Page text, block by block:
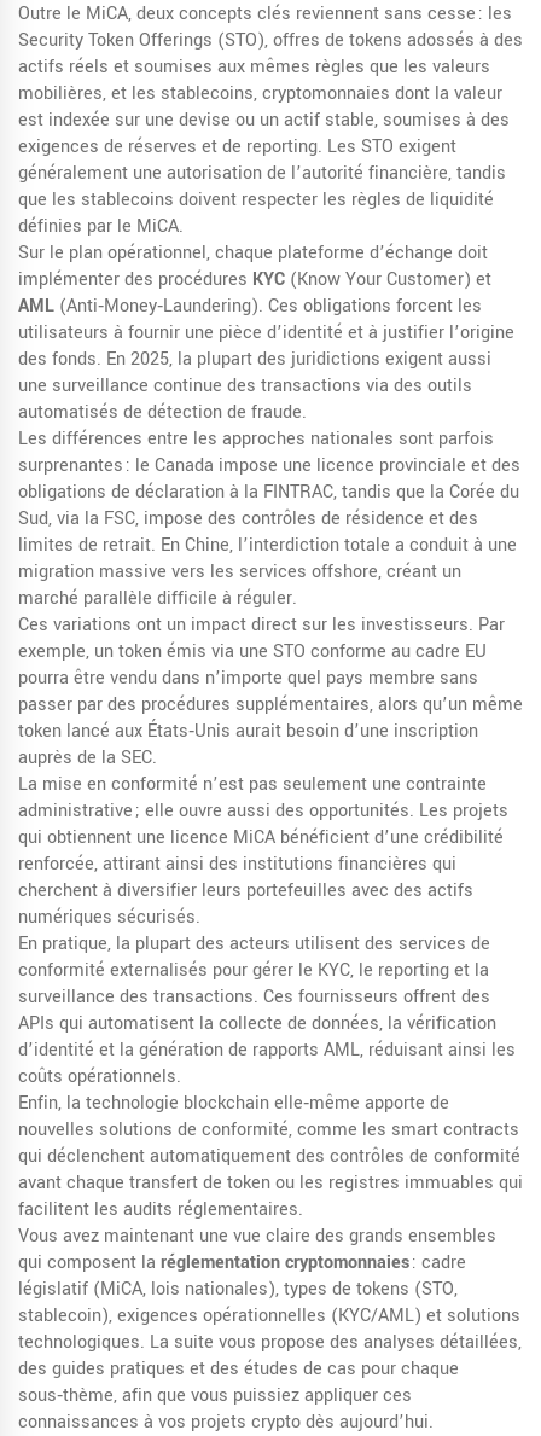
Outre le MiCA, deux concepts clés reviennent sans cesse : les
Security Token Offerings (STO),offres de tokens adossés à des
actifs réels et soumises aux mêmes règles que les valeurs
mobilières, et les stablecoins,cryptomonnaies dont la valeur
est indexée sur une devise ou un actif stable, soumises à des
exigences de réserves et de reporting. Les STO exigent
généralement une autorisation de l’autorité financière, tandis
que les stablecoins doivent respecter les règles de liquidité
définies par le MiCA.
Sur le plan opérationnel, chaque plateforme d’échange doit
implémenter des procédures KYC (Know Your Customer) et
AML (Anti‑Money‑Laundering). Ces obligations forcent les
utilisateurs à fournir une pièce d’identité et à justifier l’origine
des fonds. En 2025, la plupart des juridictions exigent aussi
une surveillance continue des transactions via des outils
automatisés de détection de fraude.
Les différences entre les approches nationales sont parfois
surprenantes : le Canada impose une licence provinciale et des
obligations de déclaration à la FINTRAC, tandis que la Corée du
Sud, via la FSC, impose des contrôles de résidence et des
limites de retrait. En Chine, l’interdiction totale a conduit à une
migration massive vers les services offshore, créant un
marché parallèle difficile à réguler.
Ces variations ont un impact direct sur les investisseurs. Par
exemple, un token émis via une STO conforme au cadre EU
pourra être vendu dans n’importe quel pays membre sans
passer par des procédures supplémentaires, alors qu’un même
token lancé aux États‑Unis aurait besoin d’une inscription
auprès de la SEC.
La mise en conformité n’est pas seulement une contrainte
administrative ; elle ouvre aussi des opportunités. Les projets
qui obtiennent une licence MiCA bénéficient d’une crédibilité
renforcée, attirant ainsi des institutions financières qui
cherchent à diversifier leurs portefeuilles avec des actifs
numériques sécurisés.
En pratique, la plupart des acteurs utilisent des services de
conformité externalisés pour gérer le KYC, le reporting et la
surveillance des transactions. Ces fournisseurs offrent des
APIs qui automatisent la collecte de données, la vérification
d’identité et la génération de rapports AML, réduisant ainsi les
coûts opérationnels.
Enfin, la technologie blockchain elle‑même apporte de
nouvelles solutions de conformité, comme les smart contracts
qui déclenchent automatiquement des contrôles de conformité
avant chaque transfert de token ou les registres immuables qui
facilitent les audits réglementaires.
Vous avez maintenant une vue claire des grands ensembles
qui composent la réglementation cryptomonnaies: cadre
législatif (MiCA, lois nationales), types de tokens (STO,
stablecoin), exigences opérationnelles (KYC/AML) et solutions
technologiques. La suite vous propose des analyses détaillées,
des guides pratiques et des études de cas pour chaque
sous‑thème, afin que vous puissiez appliquer ces
connaissances à vos projets crypto dès aujourd’hui.